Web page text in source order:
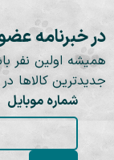
در خبرنامه
همیشه اولین نفر
جدیدترین کالاها
شماره موبایل